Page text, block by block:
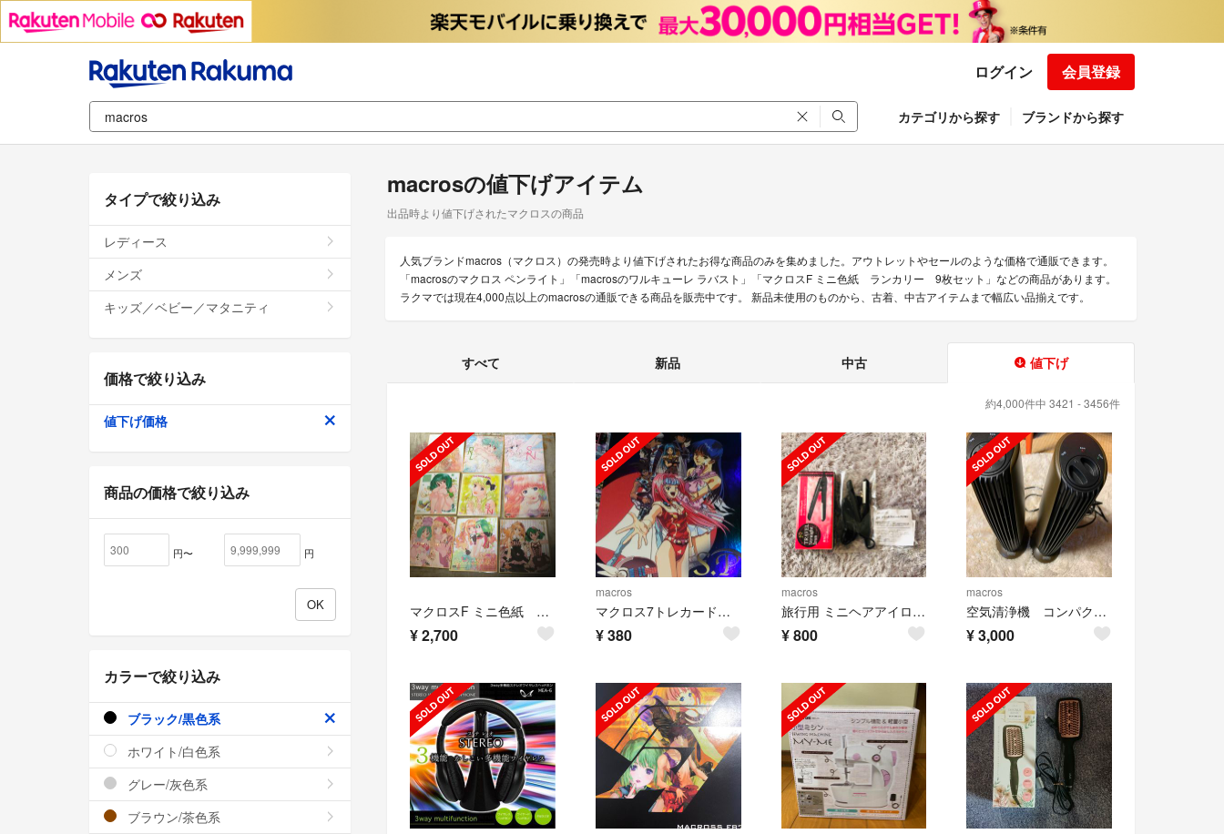
ログイン 会員登録
カテゴリから探す ブランドから探す
macrosの値下げアイテム
出品時より値下げされたマクロスの商品
人気ブランドmacros（マクロス）の発売時より値下げされたお得な商品のみを集めました。アウトレットやセールのような価格で通販できます。
「macrosのマクロス ペンライト」「macrosのワルキューレ ラバスト」「マクロスF ミニ色紙 ランカリー 9枚セット」などの商品があります。
ラクマでは現在4,000点以上のmacrosの通販できる商品を販売中です。 新品未使用のものから、古着、中古アイテムまで幅広い品揃えです。
すべて 新品 中古 値下げ
約4,000件中 3421 - 3456件
マクロスF ミニ色紙 ランカリー 9枚セット
¥2,700
macros
マクロス7トレカードセット10枚初版熱気バサラミレーネ等格安送料込み
¥380
macros
旅行用 ミニヘアアイロン マクロス MCE-3319
¥800
macros
空気清浄機 コンパクト スリム
¥3,000
タイプで絞り込み
レディース
メンズ
キッズ／ベビー／マタニティ
価格で絞り込み
値下げ価格
商品の価格で絞り込み
円〜 円
カラーで絞り込み
ブラック/黒色系
ホワイト/白色系
グレー/灰色系
ブラウン/茶色系